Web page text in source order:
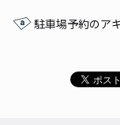
駐車場予約のア